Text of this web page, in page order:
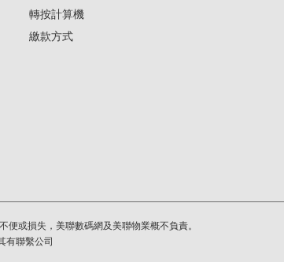
轉按計算機
繳款方式
或損失，美聯數碼網及美聯物業概不負責。
有聯繫公司